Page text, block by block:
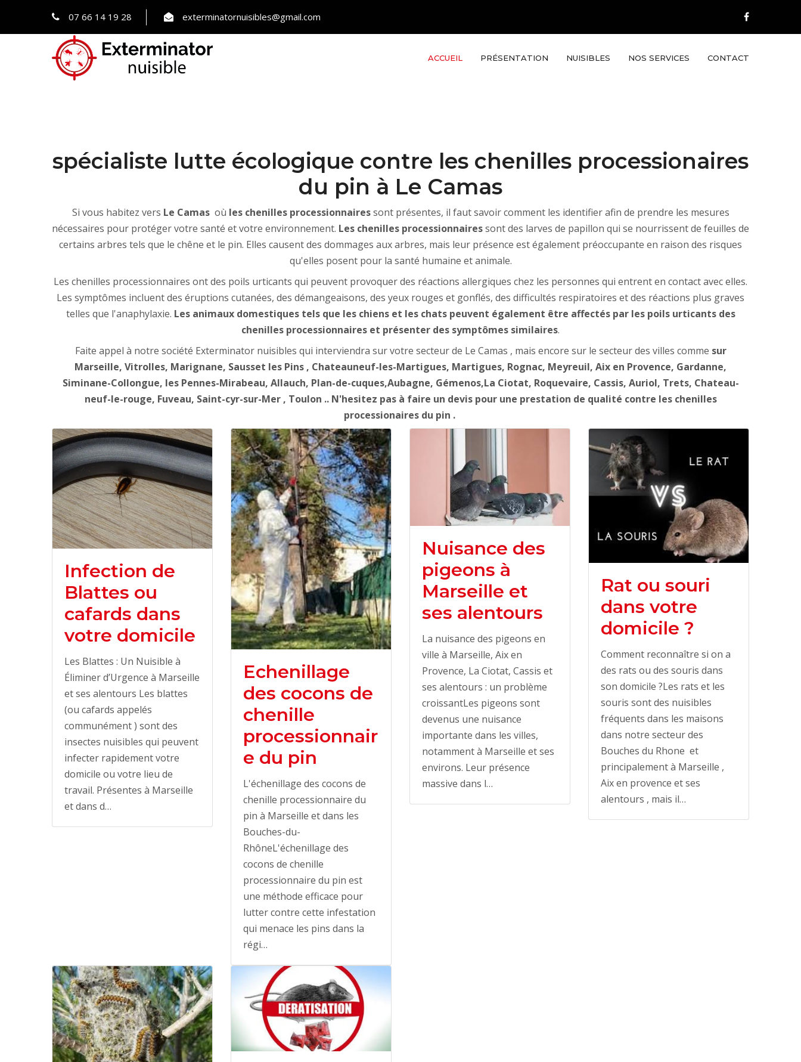
07 66 14 19 28 exterminatornuisibles@gmail.com
ACCUEIL PRÉSENTATION NUISIBLES NOS SERVICES CONTACT
spécialiste lutte écologique contre les chenilles processionaires
du pin à Le Camas
Si vous habitez vers Le Camasoù les chenilles processionnairessont présentes, il faut savoir comment les identifier afin de prendre les mesures
nécessaires pour protéger votre santé et votre environnement. Les chenilles processionnairessont des larves de papillon qui se nourrissent de feuilles de
certains arbres tels que le chêne et le pin. Elles causent des dommages aux arbres, mais leur présence est également préoccupante en raison des risques
qu'elles posent pour la santé humaine et animale.
Les chenilles processionnaires ont des poils urticants qui peuvent provoquer des réactions allergiques chez les personnes qui entrent en contact avec elles.
Les symptômes incluent des éruptions cutanées, des démangeaisons, des yeux rouges et gonflés, des difficultés respiratoires et des réactions plus graves
telles que l'anaphylaxie. Les animaux domestiques tels que les chiens et les chats peuvent également être affectés par les poils urticants des
chenilles processionnaires et présenter des symptômes similaires.
Faite appel à notre société Exterminator nuisibles qui interviendra sur votre secteur de Le Camas , mais encore sur le secteur des villes comme sur
Marseille, Vitrolles, Marignane, Sausset les Pins , Chateauneuf-les-Martigues, Martigues, Rognac, Meyreuil, Aix en Provence, Gardanne,
Siminane-Collongue, les Pennes-Mirabeau, Allauch, Plan-de-cuques,Aubagne, Gémenos,La Ciotat, Roquevaire, Cassis, Auriol, Trets, Chateau-
neuf-le-rouge, Fuveau, Saint-cyr-sur-Mer , Toulon .. N'hesitez pas à faire un devis pour une prestation de qualité contre les chenilles
processionaires du pin .
Infection de
Blattes ou
cafards dans
votre domicile
Les Blattes : Un Nuisible à
Éliminer d’Urgence à Marseille
et ses alentours Les blattes
(ou cafards appelés
communément ) sont des
insectes nuisibles qui peuvent
infecter rapidement votre
domicile ou votre lieu de
travail. Présentes à Marseille
et dans d…
Echenillage
des cocons de
chenille
processionnair
e du pin
L'échenillage des cocons de
chenille processionnaire du
pin à Marseille et dans les
Bouches-du-
RhôneL'échenillage des
cocons de chenille
processionnaire du pin est
une méthode efficace pour
lutter contre cette infestation
qui menace les pins dans la
régi…
Nuisance des
pigeons à
Marseille et
ses alentours
La nuisance des pigeons en
ville à Marseille, Aix en
Provence, La Ciotat, Cassis et
ses alentours : un problème
croissantLes pigeons sont
devenus une nuisance
importante dans les villes,
notamment à Marseille et ses
environs. Leur présence
massive dans l…
Rat ou souri
dans votre
domicile ?
Comment reconnaître si on a
des rats ou des souris dans
son domicile ?Les rats et les
souris sont des nuisibles
fréquents dans les maisons
dans notre secteur des
Bouches du Rhone et
principalement à Marseille ,
Aix en provence et ses
alentours , mais il…